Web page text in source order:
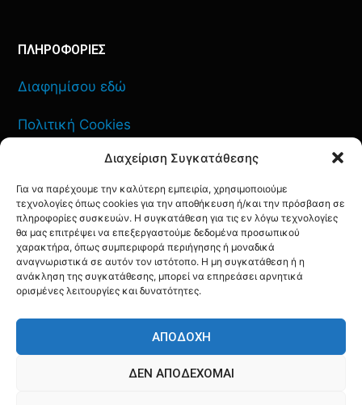
Διαχείριση Συγκατάθεσης
Για να παρέχουμε την καλύτερη εμπειρία, χρησιμοποιούμε
τεχνολογίες όπως cookies για την αποθήκευση ή/και την πρόσβαση σε
πληροφορίες συσκευών. Η συγκατάθεση για τις εν λόγω τεχνολογίες
θα μας επιτρέψει να επεξεργαστούμε δεδομένα προσωπικού
χαρακτήρα, όπως συμπεριφορά περιήγησης ή μοναδικά
αναγνωριστικά σε αυτόν τον ιστότοπο. Η μη συγκατάθεση ή η
ανάκληση της συγκατάθεσης, μπορεί να επηρεάσει αρνητικά
ορισμένες λειτουργίες και δυνατότητες.
ΑΠΟΔΟΧΉ
ΔΕΝ ΑΠΟΔΈΧΟΜΑΙ
ΠΛΗΡΟΦΟΡΙΕΣ
Διαφημίσου εδώ
Πολιτική Cookies
Πολιτική Απορρήτου
ΕΠΙΚΟΙΝΩΝΙΑ
YOUTUBE